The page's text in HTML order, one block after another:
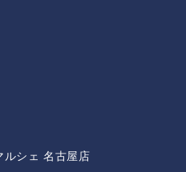
ルシェ 名古屋店